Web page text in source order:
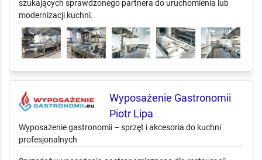
Kompleksowe wyposażenie lokali gastronomicznych: projekt
HACCP. Oferta dla restauracji, hoteli, stołówek i cateringu
szukających sprawdzonego partnera do uruchomienia lub
modernizacji kuchni.
Wyposażenie Gastronomii